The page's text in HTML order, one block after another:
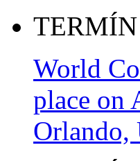
TERMÍN
World
place on
Orlando,